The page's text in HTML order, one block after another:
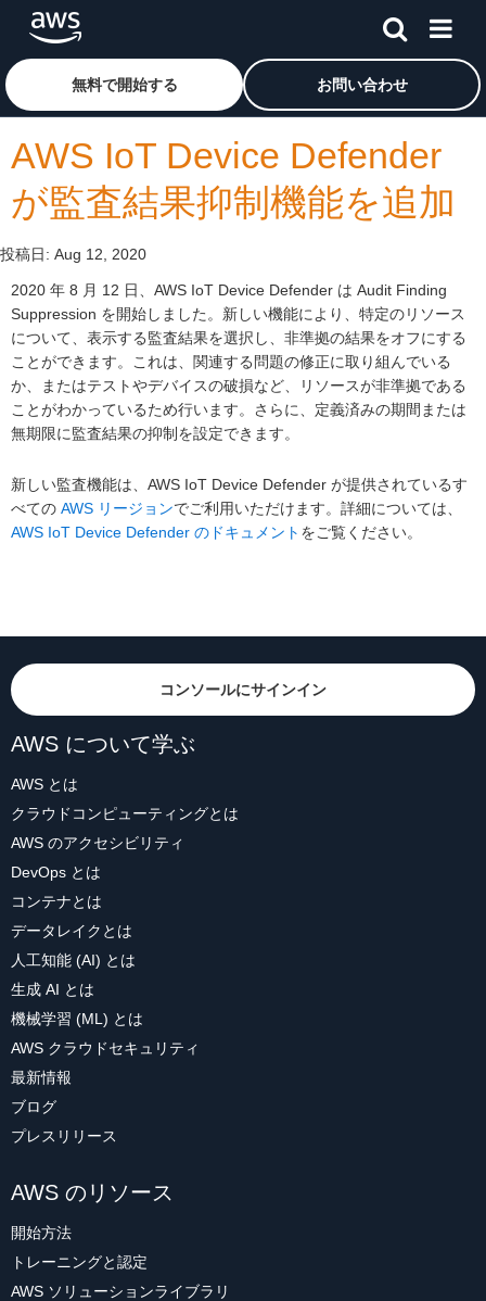
メインコンテンツに移動
アマゾン ウェブ サービスのホームページに戻るには、こ
無料で開始する お問い合わせ
AWS IoT Device Defender
が監査結果抑制機能を追加
投稿日: Aug 12, 2020
2020 年 8 月 12 日、AWS IoT Device Defender は Audit Finding
Suppression を開始しました。新しい機能により、特定のリソース
について、表示する監査結果を選択し、非準拠の結果をオフにする
ことができます。これは、関連する問題の修正に取り組んでいる
か、またはテストやデバイスの破損など、リソースが非準拠である
ことがわかっているため行います。さらに、定義済みの期間または
無期限に監査結果の抑制を設定できます。
新しい監査機能は、AWS IoT Device Defender が提供されているす
べての AWS リージョンでご利用いただけます。詳細については、
AWS IoT Device Defender のドキュメント をご覧ください。
コンソールにサインイン
AWS について学ぶ
AWS とは
クラウドコンピューティングとは
AWS のアクセシビリティ
DevOps とは
コンテナとは
データレイクとは
人工知能 (AI) とは
生成 AI とは
機械学習 (ML) とは
AWS クラウドセキュリティ
最新情報
ブログ
プレスリリース
AWS のリソース
開始方法
トレーニングと認定
AWS ソリューションライブラリ